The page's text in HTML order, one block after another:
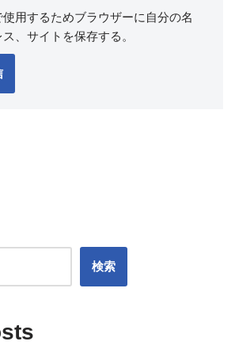
用するためブラウザーに自分の名
、サイトを保存する。
検索